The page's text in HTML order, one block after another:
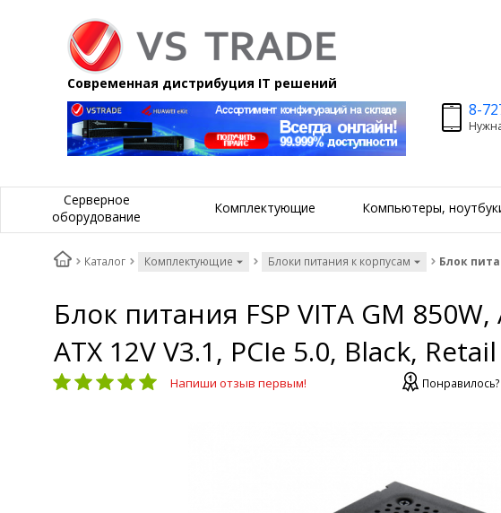
Современная дистрибуция IT решений
8-
Серверное
оборудование
Комплектующие Компьютеры,
Каталог Комплектующие Блоки питания к корпусам Блок
Блок питания FSP VITA GM
ATX 12V V3.1, PCIe 5.0, Black, Retail
Напиши отзыв первым!